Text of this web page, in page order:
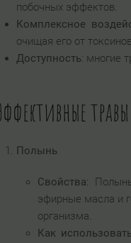
побочных эффектов.
Комплексное
очищая его от
Доступность: многие
Полынь
Свойства:
эфирные масла и
организма.
Как использовать